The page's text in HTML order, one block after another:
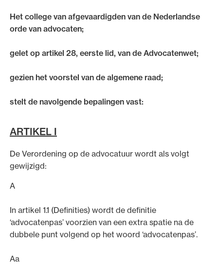
Het college van afgevaardigden van de Nederlandse
orde van advocaten;
gelet op artikel 28, eerste lid, van de Advocatenwet;
gezien het voorstel van de algemene raad;
stelt de navolgende bepalingen vast:
ARTIKEL I
De Verordening op de advocatuur wordt als volgt
gewijzigd:
A
In artikel 1.1 (Definities) wordt de definitie
‘advocatenpas’ voorzien van een extra spatie na de
dubbele punt volgend op het woord ‘advocatenpas’.
Aa
Alle wet- en regelgeving voor de advocatuur.
Van de Advocatenwet tot de Verordening op
de advocatuur (Voda) en de Regeling op de
Ondersteuning voor advocaten bij hun
beroepsuitoefening: van de advocatenpas tot